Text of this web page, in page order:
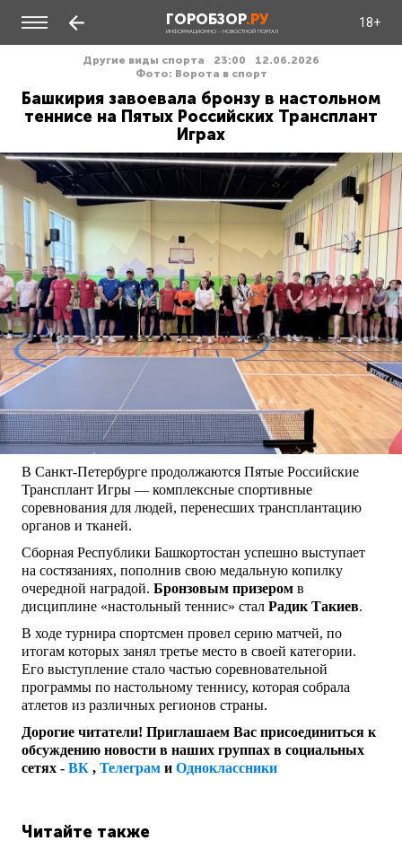
ГОРОБЗОР.РУ
ИНФОРМАЦИОННО - НОВОСТНОЙ ПОРТАЛ
18+
Другие виды спорта 23:00
12.06.2026
Фото: Ворота в спорт
Башкирия завоевала бронзу в настольном
теннисе на Пятых Российских Трансплант
Играх
В Санкт-Петербурге продолжаются Пятые Российские
Трансплант Игры — комплексные спортивные
соревнования для людей, перенесших трансплантацию
органов и тканей.
Сборная Республики Башкортостан успешно выступает
на состязаниях, пополнив свою медальную копилку
очередной наградой. Бронзовым призером в
дисциплине «настольный теннис» стал Радик Такиев.
В ходе турнира спортсмен провел серию матчей, по
итогам которых занял третье место в своей категории.
Его выступление стало частью соревновательной
программы по настольному теннису, которая собрала
атлетов из различных регионов страны.
Дорогие читатели! Приглашаем Вас присоединиться к
обсуждению новости в наших группах в социальных
сетях - ВК , Телеграм и Одноклассники
Читайте также